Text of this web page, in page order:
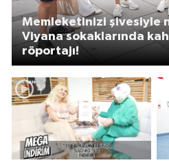
Memleketinizi şivesiyle
Viyana sokaklarında
röportajı!